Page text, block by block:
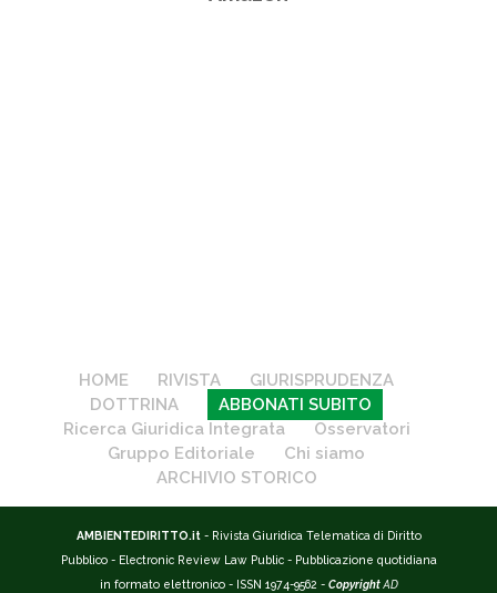
HOME RIVISTA
GIURISPRUDENZA
DOTTRINA
ABBONATI SUBITO
Ricerca Giuridica Integrata
Osservatori
Gruppo Editoriale
Chi siamo
ARCHIVIO STORICO
AMBIENTEDIRITTO.it - Rivista Giuridica Telematica di Diritto
Pubblico - Electronic Review Law Public - Pubblicazione quotidiana
in formato elettronico - ISSN 1974-9562 - Copyright AD